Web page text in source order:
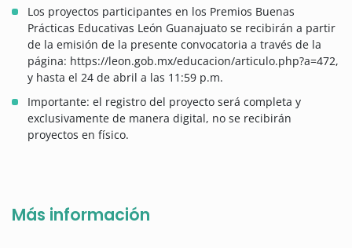
Los proyectos participantes en los Premios Buenas
Prácticas Educativas León Guanajuato se recibirán a partir
de la emisión de la presente convocatoria a través de la
página: https://leon.gob.mx/educacion/articulo.php?a=472,
y hasta el 24 de abril a las 11:59 p.m.
Importante: el registro del proyecto será completa y
exclusivamente de manera digital, no se recibirán
proyectos en físico.
Más información